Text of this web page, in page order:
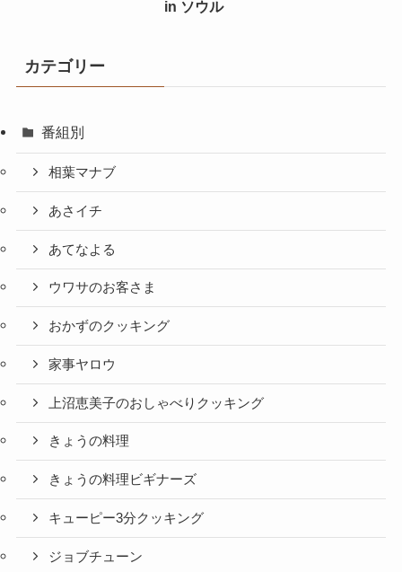
in ソウル
カテゴリー
番組別
相葉マナブ
あさイチ
あてなよる
ウワサのお客さま
おかずのクッキング
家事ヤロウ
上沼恵美子のおしゃべりクッキング
きょうの料理
きょうの料理ビギナーズ
キューピー3分クッキング
ジョブチューン